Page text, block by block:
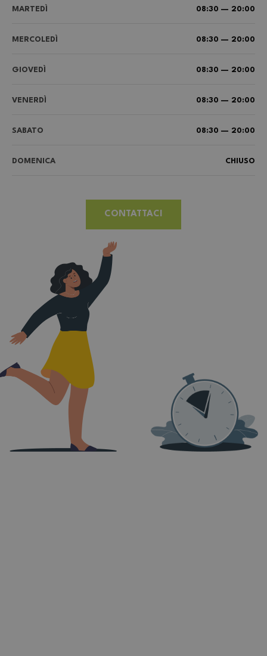
MARTEDÌ 08:30 — 20:00
MERCOLEDÌ 08:30 — 20:00
GIOVEDÌ 08:30 — 20:00
VENERDÌ 08:30 — 20:00
SABATO 08:30 — 20:00
DOMENICA CHIUSO
CONTATTACI